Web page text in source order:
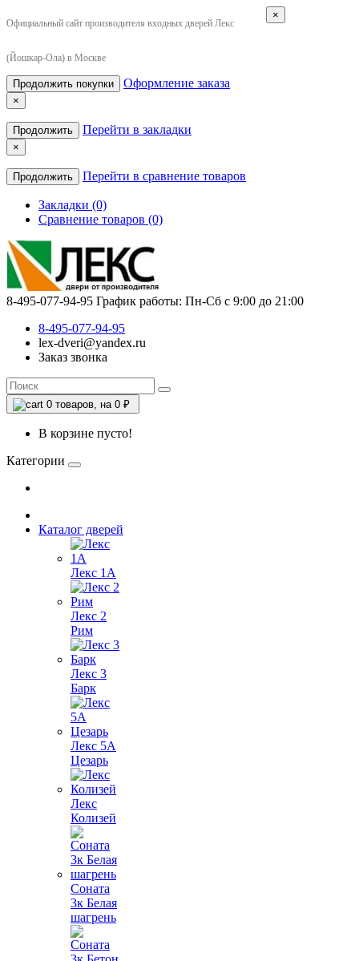
Официальный сайт производителя входных дверей Лекс
(Йошкар-Ола) в Москве
×
Продолжить покупки Оформление заказа
×
Продолжить Перейти в закладки
×
Продолжить Перейти в сравнение товаров
Закладки (0)
Сравнение товаров (0)
8-495-077-94-95 График работы: Пн-Сб с 9:00 до 21:00
8-495-077-94-95
lex-dveri@yandex.ru
Заказ звонка
0 товаров, на 0 ₽
В корзине пусто!
Категории
Каталог дверей
Лекс 1А
Лекс 2
Рим
Лекс 3
Барк
Лекс 5А
Цезарь
Лекс
Колизей
Соната
3к Белая
шагрень